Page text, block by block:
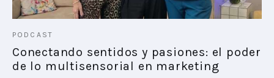
PODCAST
Conectando sentidos y pasiones: el poder
de lo multisensorial en marketing